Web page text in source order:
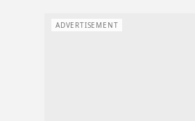
ADVERTISEMENT